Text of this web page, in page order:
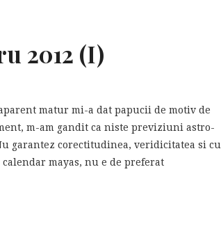
2012 (I)
matur mi-a dat papucii de motiv de
m-am gandit ca niste previziuni astro-
garantez corectitudinea, veridicitatea si cu
mayas, nu e de preferat